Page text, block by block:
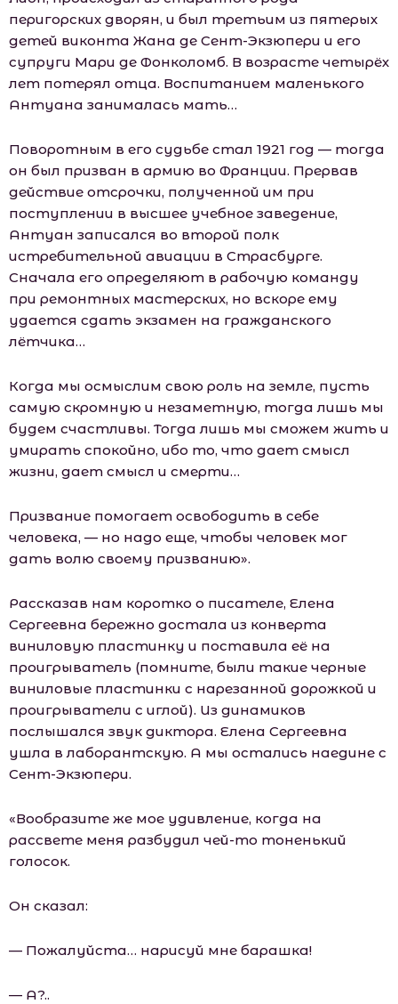
перигорских дворян, и был третьим из пятерых
детей виконта Жана де Сент-Экзюпери и его
супруги Мари де Фонколомб. В возрасте четырёх
лет потерял отца. Воспитанием маленького
Антуана занималась мать…
Поворотным в его судьбе стал 1921 год — тогда
он был призван в армию во Франции. Прервав
действие отсрочки, полученной им при
поступлении в высшее учебное заведение,
Антуан записался во второй полк
истребительной авиации в Страсбурге.
Сначала его определяют в рабочую команду
при ремонтных мастерских, но вскоре ему
удается сдать экзамен на гражданского
лётчика…
Когда мы осмыслим свою роль на земле, пусть
самую скромную и незаметную, тогда лишь мы
будем счастливы. Тогда лишь мы сможем жить и
умирать спокойно, ибо то, что дает смысл
жизни, дает смысл и смерти…
Призвание помогает освободить в себе
человека, — но надо еще, чтобы человек мог
дать волю своему призванию».
Рассказав нам коротко о писателе, Елена
Сергеевна бережно достала из конверта
виниловую пластинку и поставила её на
проигрыватель (помните, были такие черные
виниловые пластинки с нарезанной дорожкой и
проигрыватели с иглой). Из динамиков
послышался звук диктора. Елена Сергеевна
ушла в лаборантскую. А мы остались наедине с
Сент-Экзюпери.
«Вообразите же мое удивление, когда на
рассвете меня разбудил чей-то тоненький
голосок.
Он сказал:
— Пожалуйста… нарисуй мне барашка!
— А?..